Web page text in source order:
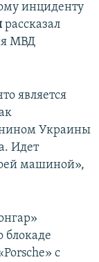
инциденту
рассказал
МВД
является
Украины
Идет
машиной»,
блокаде
с